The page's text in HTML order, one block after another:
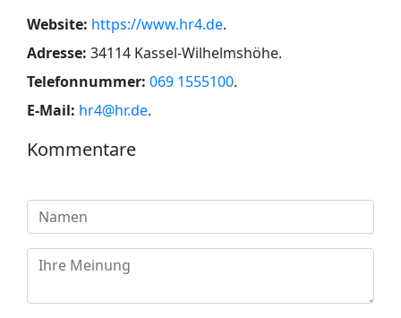
Website: https://www.hr4.de.
Adresse: 34114 Kassel-Wilhelmshöhe.
Telefonnummer: 069 1555100.
E-Mail: hr4@hr.de.
Kommentare